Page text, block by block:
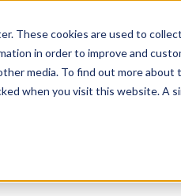
These cookies are used to
in order to improve and
media. To find out more about
when you visit this website. A